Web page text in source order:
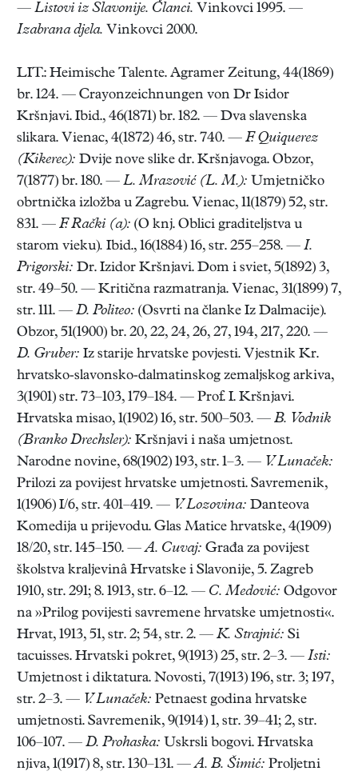
— Listovi iz Slavonije. Članci. Vinkovci 1995. —
Izabrana djela. Vinkovci 2000.
LIT.: Heimische Talente. Agramer Zeitung, 44(1869)
br. 124. — Crayonzeichnungen von Dr Isidor
Kršnjavi. Ibid., 46(1871) br. 182. — Dva slavenska
slikara. Vienac, 4(1872) 46, str. 740. — F. Quiquerez
(Kikerec): Dvije nove slike dr. Kršnjavoga. Obzor,
7(1877) br. 180. — L. Mrazović (L. M.): Umjetničko
obrtnička izložba u Zagrebu. Vienac, 11(1879) 52, str.
831. — F. Rački (a): (O knj. Oblici graditeljstva u
starom vieku). Ibid., 16(1884) 16, str. 255–258. — I.
Prigorski: Dr. Izidor Kršnjavi. Dom i sviet, 5(1892) 3,
str. 49–50. — Kritična razmatranja. Vienac, 31(1899) 7,
str. 111. — D. Politeo: (Osvrti na članke Iz Dalmacije).
Obzor, 51(1900) br. 20, 22, 24, 26, 27, 194, 217, 220. —
D. Gruber: Iz starije hrvatske povjesti. Vjestnik Kr.
hrvatsko-slavonsko-dalmatinskog zemaljskog arkiva,
3(1901) str. 73–103, 179–184. — Prof. I. Kršnjavi.
Hrvatska misao, 1(1902) 16, str. 500–503. — B. Vodnik
(Branko Drechsler): Kršnjavi i naša umjetnost.
Narodne novine, 68(1902) 193, str. 1–3. — V. Lunaček:
Prilozi za povijest hrvatske umjetnosti. Savremenik,
1(1906) I/6, str. 401–419. — V. Lozovina: Danteova
Komedija u prijevodu. Glas Matice hrvatske, 4(1909)
18/20, str. 145–150. —A. Cuvaj: Građa za povijest
školstva kraljevinâ Hrvatske i Slavonije, 5. Zagreb
1910, str. 291; 8. 1913, str. 6–12. — C. Medović: Odgovor
na »Prilog povijesti savremene hrvatske umjetnosti«.
Hrvat, 1913, 51, str. 2; 54, str. 2. — K. Strajnić: Si
tacuisses. Hrvatski pokret, 9(1913) 25, str. 2–3. — Isti:
Umjetnost i diktatura. Novosti, 7(1913) 196, str. 3; 197,
str. 2–3. — V. Lunaček: Petnaest godina hrvatske
umjetnosti. Savremenik, 9(1914) 1, str. 39–41; 2, str.
106–107. — D. Prohaska: Uskrsli bogovi. Hrvatska
njiva, 1(1917) 8, str. 130–131. —A. B. Šimić: Proljetni